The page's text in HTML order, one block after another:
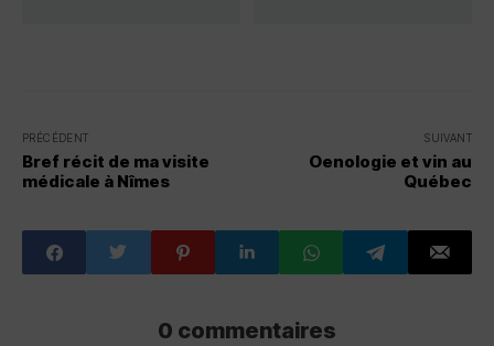
PRÉCÉDENT
Bref récit de ma visite
médicale à Nîmes
SUIVANT
Oenologie et vin au
Québec
0 commentaires